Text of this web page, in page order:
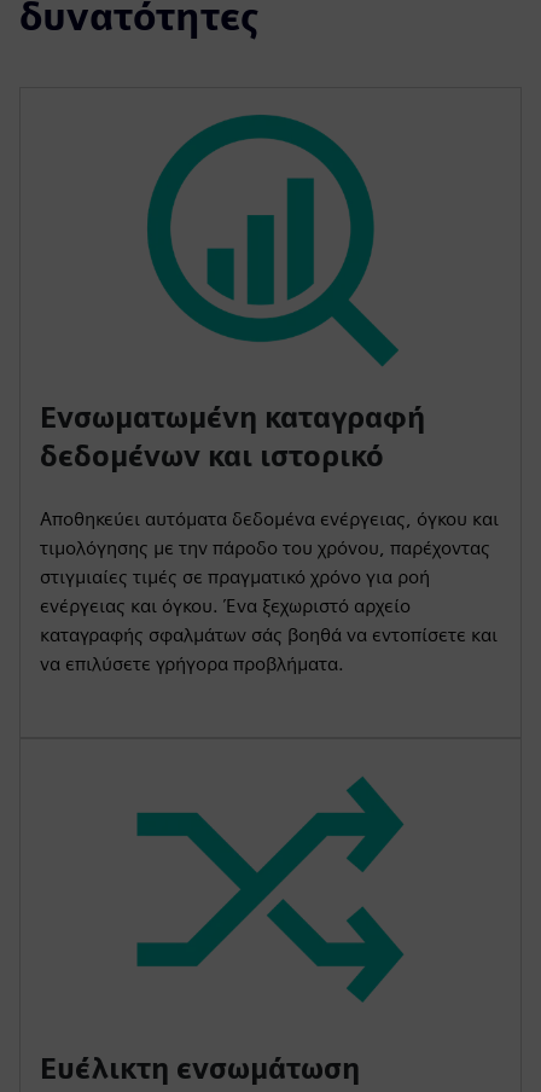
δυνατότητες
Ενσωματωμένη καταγραφή
δεδομένων και ιστορικό
Αποθηκεύει αυτόματα δεδομένα ενέργειας, όγκου και
τιμολόγησης με την πάροδο του χρόνου, παρέχοντας
στιγμιαίες τιμές σε πραγματικό χρόνο για ροή
ενέργειας και όγκου. Ένα ξεχωριστό αρχείο
καταγραφής σφαλμάτων σάς βοηθά να εντοπίσετε και
να επιλύσετε γρήγορα προβλήματα.
Ευέλικτη ενσωμάτωση